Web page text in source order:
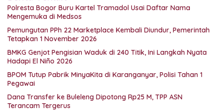
Polresta Bogor Buru Kartel Tramadol Usai Daftar Nama
Mengemuka di Medsos
Pemungutan PPh 22 Marketplace Kembali Diundur, Pemerintah
Tetapkan 1 November 2026
BMKG Genjot Pengisian Waduk di 240 Titik, Ini Langkah Nyata
Hadapi El Niño 2026
BPOM Tutup Pabrik MinyaKita di Karanganyar, Polisi Tahan 1
Pegawai
Dana Transfer ke Buleleng Dipotong Rp25 M, TPP ASN
Terancam Tergerus